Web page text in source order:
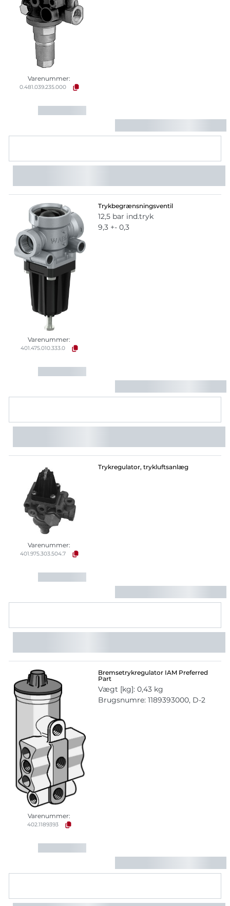
Varenummer:
0.481.039.235.000
Varenummer:
401.475.010.333.0
Trykbegrænsningsventil
12,5 bar ind.tryk
9,3 +- 0,3
Varenummer:
401.975.303.504.7
Trykregulator, trykluftsanlæg
Varenummer:
402.1189393
Bremsetrykregulator IAM Preferred
Part
Vægt [kg]: 0,43 kg
Brugsnumre: 1189393000, D-2